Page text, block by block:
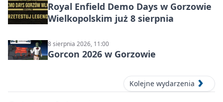
Royal Enfield Demo Days w Gorzowie
Wielkopolskim już 8 sierpnia
8 sierpnia 2026, 11:00
Gorcon 2026 w Gorzowie
Kolejne wydarzenia